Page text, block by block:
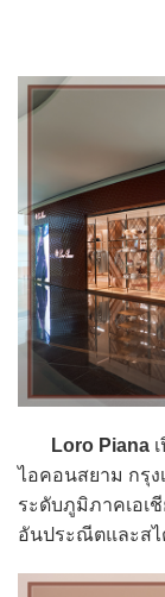
Loro Piana
ไอคอนสยาม กรุ
ระดับภูมิภาคเอเ
อันประณีตและสไ